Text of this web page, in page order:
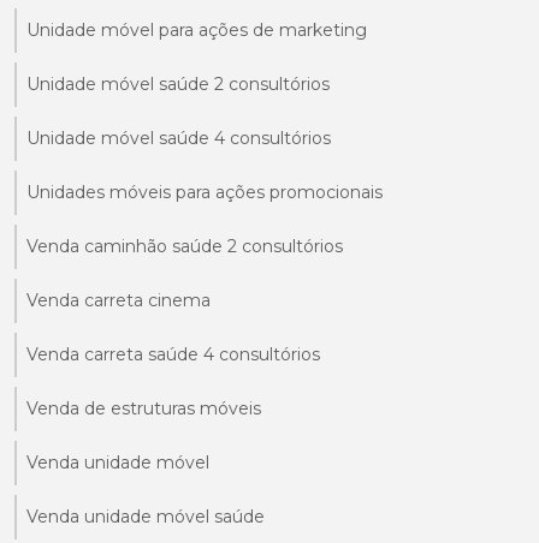
Unidade móvel para ações de marketing
Unidade móvel saúde 2 consultórios
Unidade móvel saúde 4 consultórios
Unidades móveis para ações promocionais
Venda caminhão saúde 2 consultórios
Venda carreta cinema
Venda carreta saúde 4 consultórios
Venda de estruturas móveis
Venda unidade móvel
Venda unidade móvel saúde